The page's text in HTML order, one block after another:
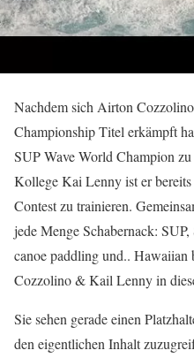
Nachdem sich Airton
Championship Titel erkämpft
SUP Wave World Champion
Kollege Kai Lenny ist er
Contest zu trainieren.
jede Menge Schabernack:
canoe paddling und..
Cozzolino & Kail Lenny in
Sie sehen gerade einen
den eigentlichen Inhalt